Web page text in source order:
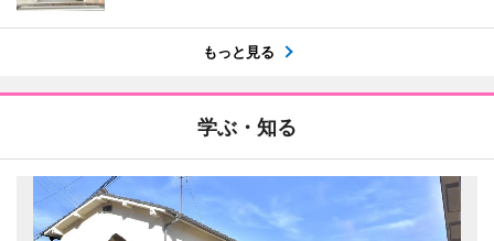
もっと見る
学ぶ・知る